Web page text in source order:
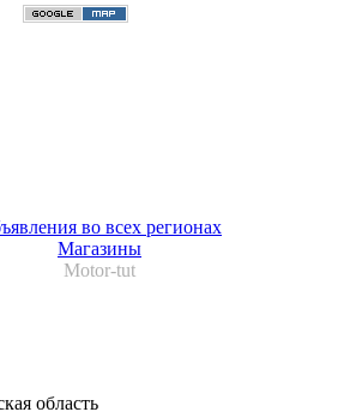
во всех регионах
Магазины
Motor-tut
область